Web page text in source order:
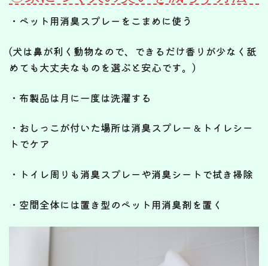
・ペット用消臭スプレーをこまめに使う
(犬は鼻が利く動物なので、できるだけ香りが少なく舐
めても大丈夫なものを選ぶと安心です。)
・布製品は月に一度は洗濯する
・おしっこが付いた場所は消臭スプレー＆トイレシー
トでケア
・トイレ周りも消臭スプレーや消臭シートで拭き掃除
・空間全体には置き型のペット用消臭剤を置く